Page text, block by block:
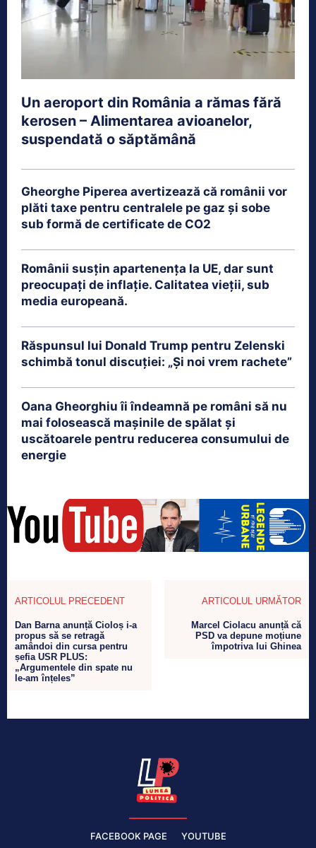
Un aeroport din România a rămas fără
kerosen – Alimentarea avioanelor,
suspendată o săptămână
Gheorghe Piperea avertizează că românii vor
plăti taxe pentru centralele pe gaz și sobe
sub formă de certificate de CO2
Românii susțin apartenența la UE, dar sunt
preocupați de inflație. Calitatea vieții, sub
media europeană.
Răspunsul lui Donald Trump pentru Zelenski
schimbă tonul discuției: „Și noi vrem rachete”
Oana Gheorghiu îi îndeamnă pe români să nu
mai folosească mașinile de spălat și
uscătoarele pentru reducerea consumului de
energie
ARTICOLUL PRECEDENT
Dan Barna anunță Cioloș i-a
propus să se retragă
amândoi din cursa pentru
șefia USR PLUS:
„Argumentele din spate nu
le-am înțeles”
ARTICOLUL URMĂTOR
Marcel Ciolacu anunță că
PSD va depune moțiune
împotriva lui Ghinea
FACEBOOK PAGE YOUTUBE